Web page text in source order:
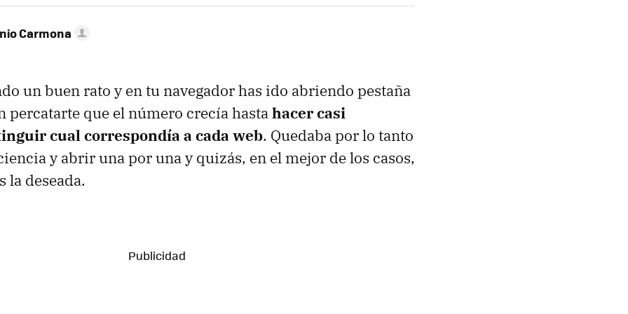
Carmona
un buen rato y en tu navegador has ido abriendo pestaña
percatarte que el número crecía hastahacer casi
cual correspondía a cada web. Quedaba por lo tanto
y abrir una por una y quizás, en el mejor de los casos,
la deseada.